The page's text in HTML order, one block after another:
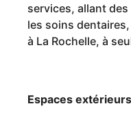
services, allant
les soins
à La Rochelle, à
Espaces extérieurs